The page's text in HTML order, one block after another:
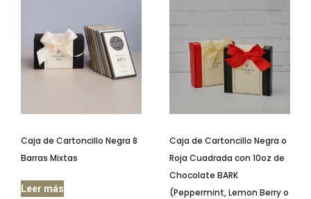
Caja de Cartoncillo Negra 8
Barras Mixtas
Leer más
Caja de Cartoncillo Negra o
Roja Cuadrada con 10oz de
Chocolate BARK
(Peppermint, Lemon Berry o